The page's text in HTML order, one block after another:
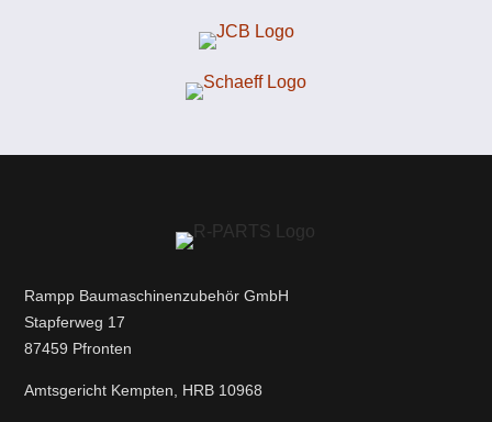
Rampp Baumaschinenzubehör GmbH
Stapferweg 17
87459 Pfronten
Amtsgericht Kempten, HRB 10968